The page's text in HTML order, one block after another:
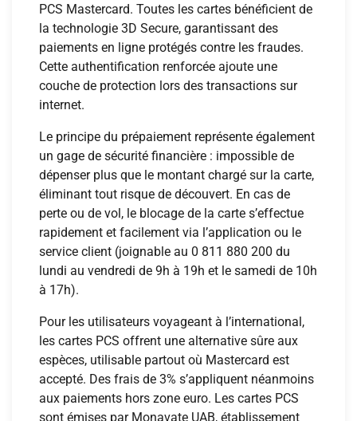
PCS Mastercard. Toutes les cartes bénéficient de
la technologie 3D Secure, garantissant des
paiements en ligne protégés contre les fraudes.
Cette authentification renforcée ajoute une
couche de protection lors des transactions sur
internet.
Le principe du prépaiement représente également
un gage de sécurité financière : impossible de
dépenser plus que le montant chargé sur la carte,
éliminant tout risque de découvert. En cas de
perte ou de vol, le blocage de la carte s’effectue
rapidement et facilement via l’application ou le
service client (joignable au 0 811 880 200 du
lundi au vendredi de 9h à 19h et le samedi de 10h
à 17h).
Pour les utilisateurs voyageant à l’international,
les cartes PCS offrent une alternative sûre aux
espèces, utilisable partout où Mastercard est
accepté. Des frais de 3% s’appliquent néanmoins
aux paiements hors zone euro. Les cartes PCS
sont émises par Monavate UAB, établissement